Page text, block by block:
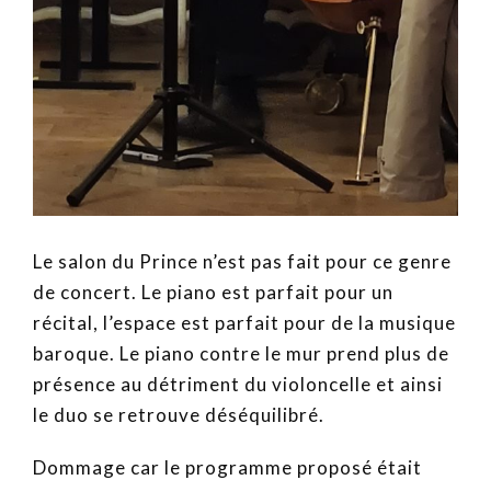
Le salon du Prince n’est pas fait pour ce genre
de concert. Le piano est parfait pour un
récital, l’espace est parfait pour de la musique
baroque. Le piano contre le mur prend plus de
présence au détriment du violoncelle et ainsi
le duo se retrouve déséquilibré.
Dommage car le programme proposé était